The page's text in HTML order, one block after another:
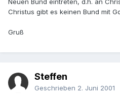
Neuen Bund eintreten, d.h. an
Christus gibt es keinen Bund mit
Gruß
Steffen
Geschrieben 2. Juni 2001